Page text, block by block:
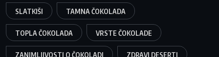
SLATKIŠI TAMNA ČOKOLADA
TOPLA ČOKOLADA VRSTE ČOKOLADE
ZANIMLJIVOSTI O ČOKOLADI ZDRAVI DESERTI